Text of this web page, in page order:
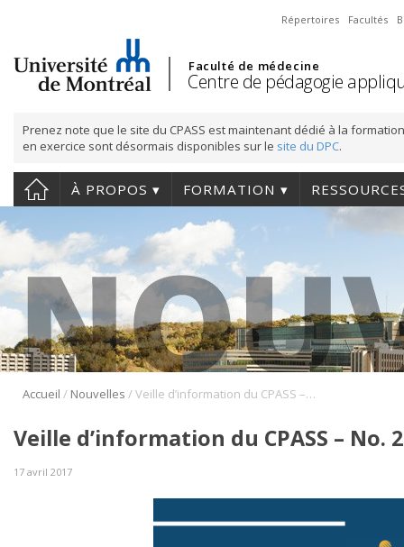
Répertoires Facultés
Faculté de médecine
Centre de pédagogie
Prenez note que le site du CPASS est maintenant dédié à la
en exercice sont désormais disponibles sur le site du DPC.
À PROPOS FORMATION
Accueil / Nouvelles / Veille d’information du CPASS – No. 2
Veille d’information du CPASS – No. 2
17 avril 2017